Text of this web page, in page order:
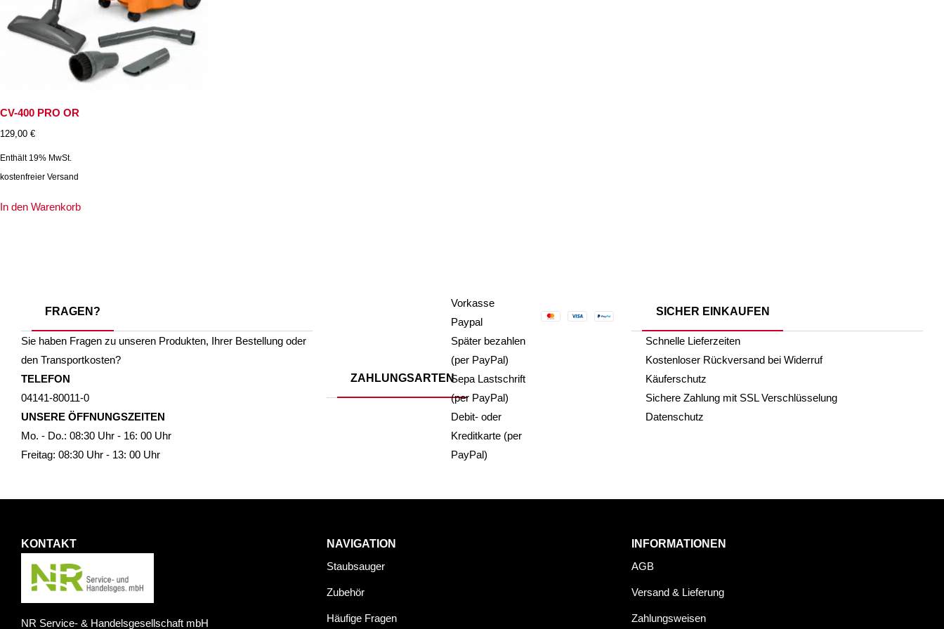
CV-400 PRO OR
129,00 €
Enthält 19% MwSt.
kostenfreier Versand
In den Warenkorb
FRAGEN?
Sie haben Fragen zu unseren Produkten, Ihrer Bestellung oder
den Transportkosten?
TELEFON
04141-80011-0
UNSERE ÖFFNUNGSZEITEN
Mo. - Do.: 08:30 Uhr - 16: 00 Uhr
Freitag: 08:30 Uhr - 13: 00 Uhr
ZAHLUNGSARTEN
Vorkasse
Paypal
Später bezahlen
(per PayPal)
Sepa Lastschrift
(per PayPal)
Debit- oder
Kreditkarte (per
PayPal)
SICHER EINKAUFEN
Schnelle Lieferzeiten
Kostenloser Rückversand bei Widerruf
Käuferschutz
Sichere Zahlung mit SSL Verschlüsselung
Datenschutz
KONTAKT
NR Service- & Handelsgesellschaft mbH
NAVIGATION
Staubsauger
Zubehör
Häufige Fragen
INFORMATIONEN
AGB
Versand & Lieferung
Zahlungsweisen